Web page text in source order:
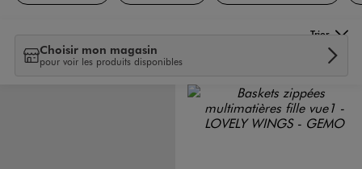
Choisir mon magasin
pour voir les produits disponibles
Trier